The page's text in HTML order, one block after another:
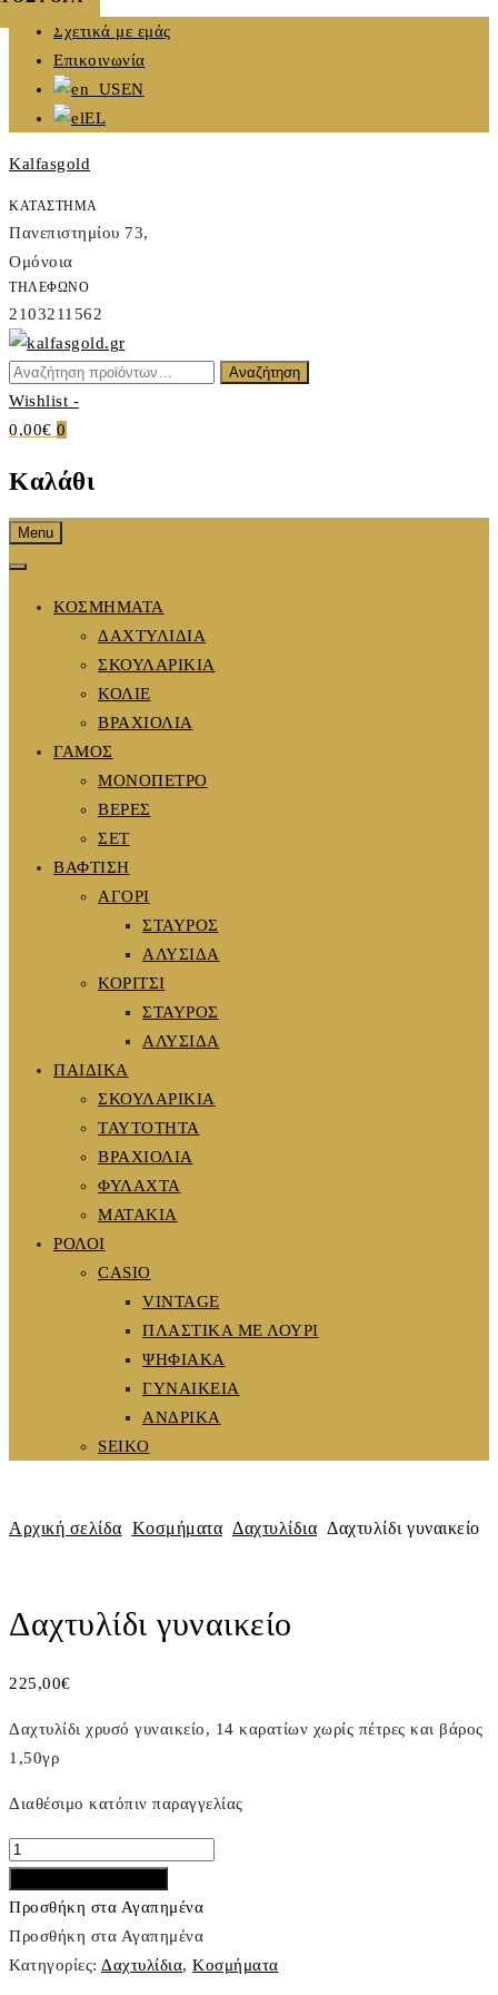
Skip
content
Σχετικά με εμάς
Επικοινωνία
EN
EL
Kalfasgold
ΚΑΤΑΣΤΗΜΑ
Πανεπιστημίου 73,
Ομόνοια
ΤΗΛΕΦΩΝΟ
2103211562
KALFASGOLD
Kalfasgold
Αναζήτηση
για:
Αναζήτηση
Wishlist -
0,00€ 0
Καλάθι
Menu
ΚΟΣΜΗΜΑΤΑ
ΔΑΧΤΥΛΙΔΙΑ
ΣΚΟΥΛΑΡΙΚΙΑ
ΚΟΛΙΕ
ΒΡΑΧΙΟΛΙΑ
ΓΑΜΟΣ
ΜΟΝΟΠΕΤΡΟ
ΒΕΡΕΣ
ΣΕΤ
ΒΑΦΤΙΣΗ
ΑΓΟΡΙ
ΣΤΑΥΡΟΣ
ΑΛΥΣΙΔΑ
ΚΟΡΙΤΣΙ
ΣΤΑΥΡΟΣ
ΑΛΥΣΙΔΑ
ΠΑΙΔΙΚΑ
ΣΚΟΥΛΑΡΙΚΙΑ
ΤΑΥΤΟΤΗΤΑ
ΒΡΑΧΙΟΛΙΑ
ΦΥΛΑΧΤΑ
ΜΑΤΑΚΙΑ
ΡΟΛΟΙ
CASIO
VINTAGE
ΠΛΑΣΤΙΚΑ ΜΕ ΛΟΥΡΙ
ΨΗΦΙΑΚΑ
ΓΥΝΑΙΚΕΙΑ
ΑΝΔΡΙΚΑ
SEIKO
Αρχική σελίδα Κοσμήματα Δαχτυλίδια Δαχτυλίδι γυναικείο
Δαχτυλίδι γυναικείο
225,00€
Δαχτυλίδι χρυσό γυναικείο, 14 καρατίων χωρίς πέτρες και βάρος
1,50γρ
Διαθέσιμο κατόπιν παραγγελίας
Δαχτυλίδι
ποσότητα
Προσθήκη στα Αγαπημένα
Προσθήκη στα Αγαπημένα
Κατηγορίες: Δαχτυλίδια, Κοσμήματα